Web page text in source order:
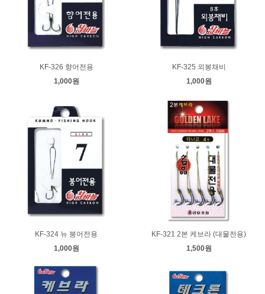
KF-326 향어전용
1,000원
KF-325 외봉채비
1,000원
KF-324 뉴 붕어전용
1,000원
KF-321 2본 케브라 (대물전용)
1,500원